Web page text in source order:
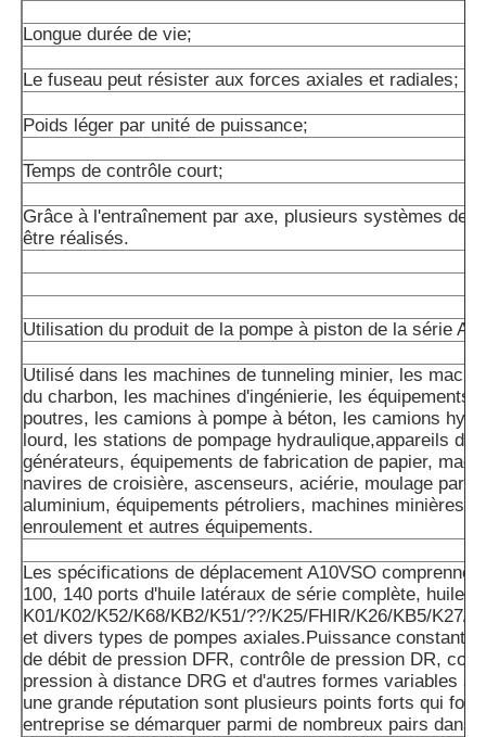
Longue durée de vie;
Le fuseau peut résister aux forces axiales et radiales;
Poids léger par unité de puissance;
Temps de contrôle court;
Grâce à l'entraînement par axe, plusieurs systèmes de
être réalisés.
Utilisation du produit de la pompe à piston de la série
Utilisé dans les machines de tunneling minier, les
du charbon, les machines d'ingénierie, les équipements
poutres, les camions à pompe à béton, les camions
lourd, les stations de pompage hydraulique,appareils de
générateurs, équipements de fabrication de papier,
navires de croisière, ascenseurs, aciérie, moulage par
aluminium, équipements pétroliers, machines
enroulement et autres équipements.
Les spécifications de déplacement A10VSO
100, 140 ports d'huile latéraux de série complète, huile
K01/K02/K52/K68/KB2/K51/??/K25/FHIR/K26/KB5/K27/
et divers types de pompes axiales.Puissance constante
de débit de pression DFR, contrôle de pression DR,
pression à distance DRG et d'autres formes variables
une grande réputation sont plusieurs points forts qui font
entreprise se démarquer parmi de nombreux pairs dans